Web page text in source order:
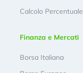
Calcolo Percentuale
Finanza e Mercati
Borsa Italiana